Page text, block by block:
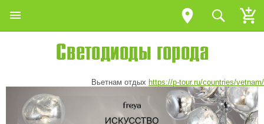
Вьетнам отдых https://p-tour.ru/countries/vetnam/